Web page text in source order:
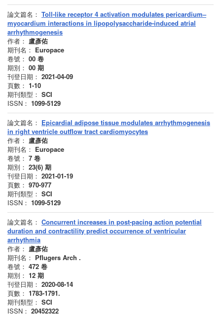
論文篇名： Toll-like receptor 4 activation modulates pericardium–
myocardium interactions in lipopolysaccharide-induced atrial
arrhythmogenesis
作者： 盧彥佑
期刊名： Europace
卷號： 00 卷
期別： 00 期
刊登日期： 2021-04-09
頁數： 1-10
期刊類型： SCI
ISSN： 1099-5129
論文篇名： Epicardial adipose tissue modulates arrhythmogenesis
in right ventricle outflow tract cardiomyocytes
作者： 盧彥佑
期刊名： Europace
卷號： 7 卷
期別： 23(6) 期
刊登日期： 2021-01-19
頁數： 970-977
期刊類型： SCI
ISSN： 1099-5129
論文篇名： Concurrent increases in post-pacing action potential
duration and contractility predict occurrence of ventricular
arrhythmia
作者： 盧彥佑
期刊名： Pflugers Arch .
卷號： 472 卷
期別： 12 期
刊登日期： 2020-08-14
頁數： 1783-1791.
期刊類型： SCI
ISSN： 20452322